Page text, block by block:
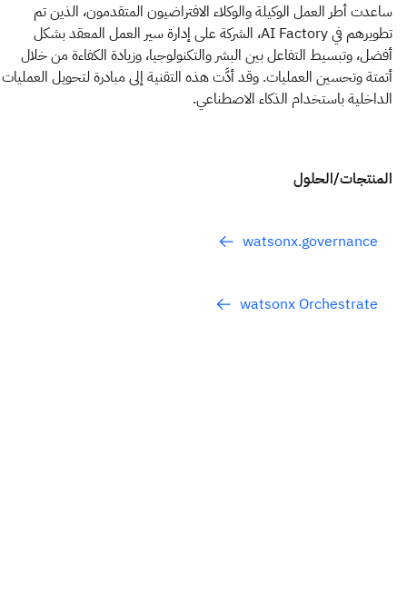
ساعدت أطر العمل الوكيلة والوكلاء الافتراضيون المتقدمون، الذين تم
تطويرهم في AI Factory، الشركة على إدارة سير العمل المعقد بشكل
أفضل، وتبسيط التفاعل بين البشر والتكنولوجيا، وزيادة الكفاءة من خلال
أتمتة وتحسين العمليات. وقد أدَّت هذه التقنية إلى مبادرة لتحويل العمليات
الداخلية باستخدام الذكاء الاصطناعي.
المنتجات/الحلول
watsonx.governance
watsonx Orchestrate